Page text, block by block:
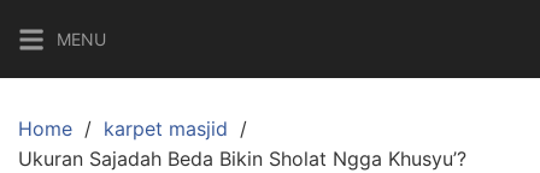
content
MENU
Home
karpet masjid
Ukuran Sajadah Beda Bikin Sholat Ngga Khusyu’?